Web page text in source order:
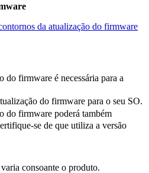
da atualização do firmware
do firmware é necessária para a
do firmware para o seu SO.
do firmware poderá também
se de que utiliza a versão
consoante o produto.